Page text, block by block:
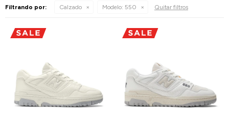
Filtrando por: Calzado Modelo: 550 Quitar filtros